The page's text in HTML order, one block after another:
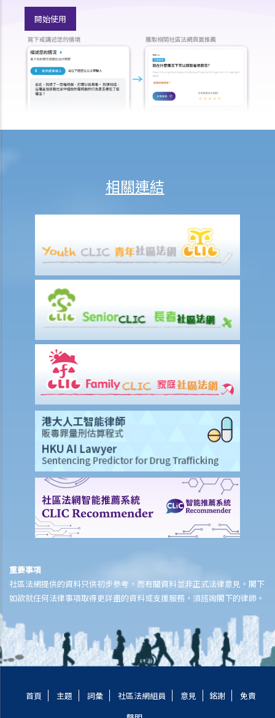
4. 於審訊前，法庭如何就案件的管理給予指示？
5. 關於民事訴訟之進行過程，有甚麼其他一般事項我應注意？
和解協議
A. 根據第 13A號命令縮短法律訴訟的程序 – 簡介和目標
1. 適用範圍
2. 作出承認
1. 作為經算定的金錢申索申索的被告人，如果我承認原告人之部分申
2. 如果被告人想在狀書期階段（在收到令狀和申索陳述書後）向原告人
在案件進行審訊前，訴訟各方可向法庭提出甚麼申請？
1. 怎樣去提出非正審申請？
1. 如果訴訟一方認為對方持有的部分證據是虛假的（例如在有關土地的
審訊中的一張虛假租約），應否提出非正審申請？
2. 有甚麼例子在非正審程序中可能被法庭視為濫用程序？展開此類程序
2. 如何擬備宗教式誓章或非宗教式誓詞？
3. 訴訟人需要為聆訊準備哪些文件？
4. 非正審申請的聆訊會如何進行？
5. 原告人或被告人可否就非正審申請所作的命令提出上訴？
6. 如果被告人將抗辯書送交法院存檔，但抗辯書並沒有任何合理論點，
原告人可否申請一項「即時判決」，令案件不用進行審訊？
7. 審訊仍未開始，但被告人的錯誤行為已對原告人造成損失，原告人如
何在此期間停止被告人的錯誤行為呢？
以怎麼辦呢？
9. 如果原告人想在案件審訊前進入被告人的處所，以搜尋和檢取文件或
財產，他可以怎麼辦？
10. 原告人可以如何減輕由法律行動展開至審訊日期之間的經濟困境？
原告人可否在案件結束前向被告人取得一些補償？
11. 獲判勝訴的被告人可以向原告人追討訟費。 如果被告人擔憂原告人
一旦在審訊被判敗訴，將無法履行法庭對他作出的訟費令，該怎麼辦？
如何擇定審訊日期與及在審訊進行中會發生甚麼事？
開始使用
相關連結
重要事項
社區法網提供的資料只供初步參考，而有關資料並非正式法律意見。閣下
如欲就任何法律事項取得更詳盡的資料或支援服務，須諮詢閣下的律師。
首頁 主題 詞彙 社區法網組員 意見 銘謝
免責